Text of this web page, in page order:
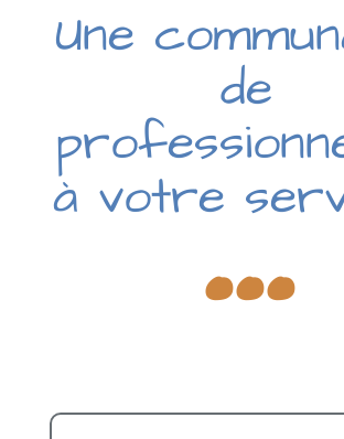
Une
de
à votre...